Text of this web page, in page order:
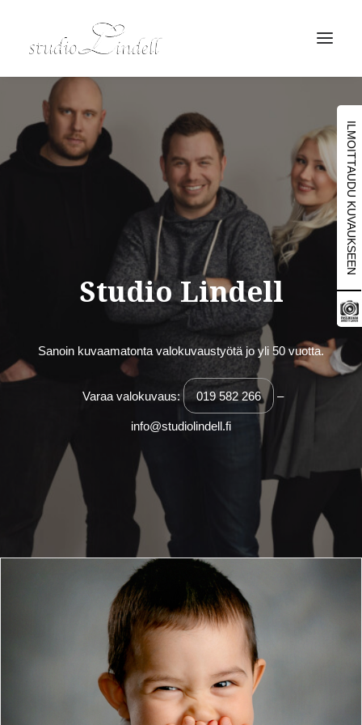
Search
Cart
Studio Lindell
Sanoin kuvaamatonta valokuvaustyötä jo yli 50 vuotta.
Varaa valokuvaus: 019 582 266 –
info@studiolindell.fi
ILMOITTAUDU KUVAUKSEEN